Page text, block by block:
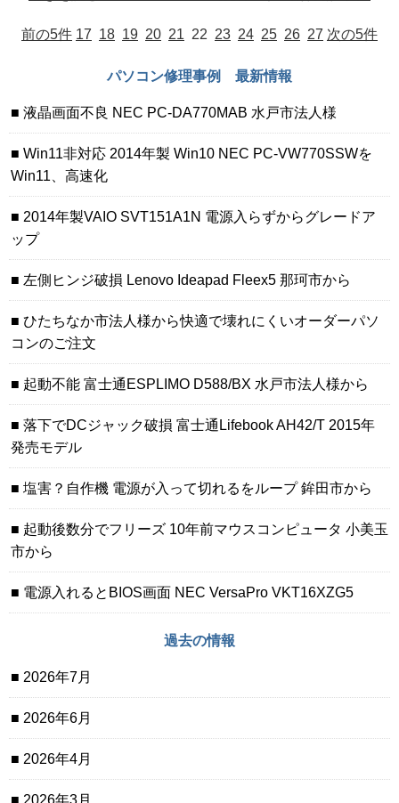
前の5件 17 18 19 20 21 22 23 24 25 26 27 次の5件
パソコン修理事例 最新情報
液晶画面不良 NEC PC-DA770MAB 水戸市法人様
Win11非対応 2014年製 Win10 NEC PC-VW770SSWを
Win11、高速化
2014年製VAIO SVT151A1N 電源入らずからグレードア
ップ
左側ヒンジ破損 Lenovo Ideapad Fleex5 那珂市から
ひたちなか市法人様から快適で壊れにくいオーダーパソ
コンのご注文
起動不能 富士通ESPLIMO D588/BX 水戸市法人様から
落下でDCジャック破損 富士通Lifebook AH42/T 2015年
発売モデル
塩害？自作機 電源が入って切れるをループ 鉾田市から
起動後数分でフリーズ 10年前マウスコンピュータ 小美玉
市から
電源入れるとBIOS画面 NEC VersaPro VKT16XZG5
過去の情報
2026年7月
2026年6月
2026年4月
2026年3月